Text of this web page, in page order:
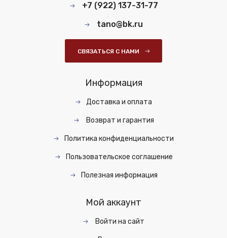
+7 (922) 137-31-77
tano@bk.ru
СВЯЗАТЬСЯ С НАМИ
Информация
Доставка и оплата
Возврат и гарантия
Политика конфиденциальности
Пользовательское соглашение
Полезная информация
Мой аккаунт
Войти на сайт